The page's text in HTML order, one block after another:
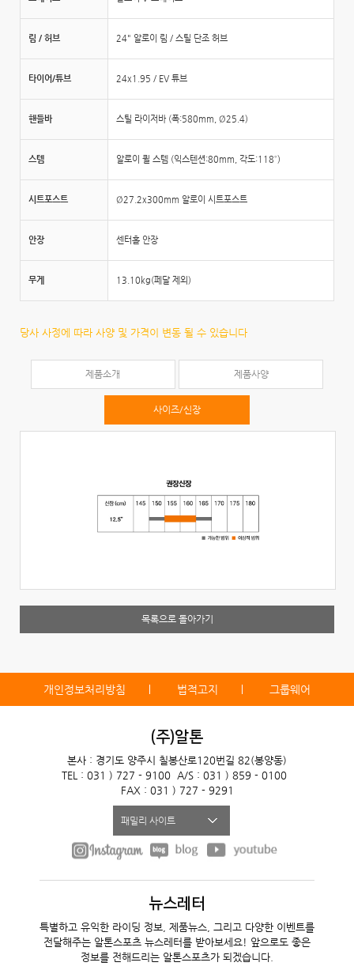
림 / 허브 24" 알로이 림 / 스틸 단조 허브
타이어/튜브 24x1.95 / EV 튜브
핸들바 스틸 라이저바 (폭:580mm, Ø25.4)
스템 알로이 퀼 스템 (익스텐션:80mm, 각도:118˚)
시트포스트 Ø27.2x300mm 알로이 시트포스트
안장 센터홀 안장
무게 13.10kg(페달 제외)
당사 사정에 따라 사양 및 가격이 변동 될 수 있습니다
제품소개 제품사양
사이즈/신장
목록으로 돌아가기
개인정보처리방침 법적고지 그룹웨어
(주)알톤
본사 : 경기도 양주시 칠봉산로120번길 82(봉양동)
TEL : 031 ) 727 - 9100
A/S : 031 ) 859 - 0100
FAX : 031 ) 727 - 9291
패밀리 사이트
뉴스레터
특별하고 유익한 라이딩 정보, 제품뉴스, 그리고 다양한 이벤트를
전달해주는 알톤스포츠 뉴스레터를 받아보세요! 앞으로도 좋은
정보를 전해드리는 알톤스포츠가 되겠습니다.